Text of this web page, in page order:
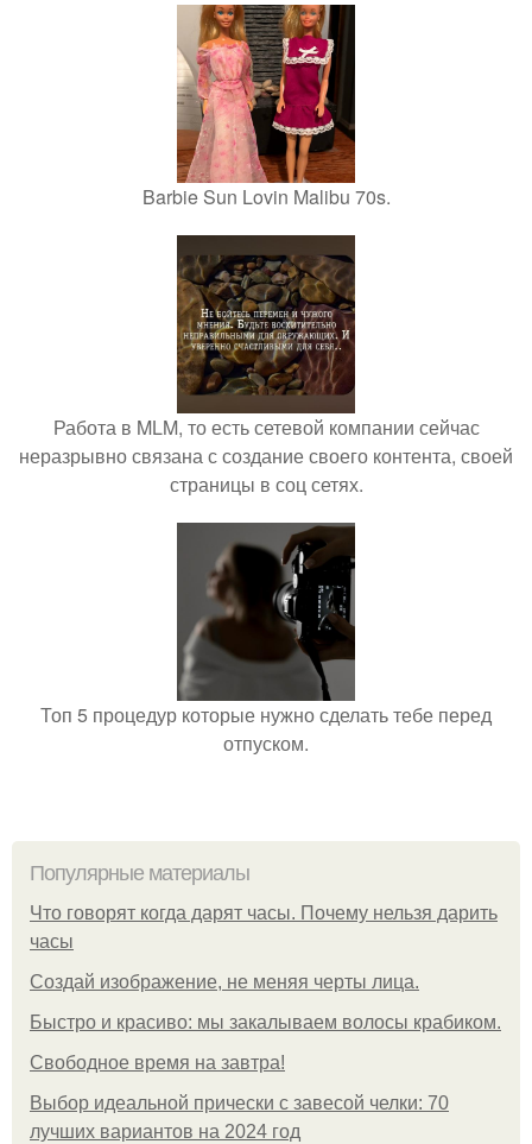
Barbie Sun Lovin Malibu 70s.
Работа в MLM, то есть сетевой компании сейчас
неразрывно связана с создание своего контента, своей
страницы в соц сетях.
Топ 5 процедур которые нужно сделать тебе перед
отпуском.
Популярные материалы
Что говорят когда дарят часы. Почему нельзя дарить
часы
Создай изображение, не меняя черты лица.
Быстро и красиво: мы закалываем волосы крабиком.
Свободное время на завтра!
Выбор идеальной прически с завесой челки: 70
лучших вариантов на 2024 год